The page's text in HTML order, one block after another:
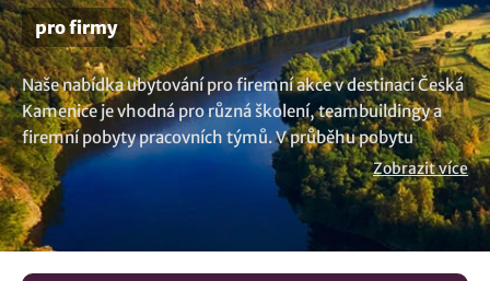
pro firmy
Naše nabídka ubytování pro firemní akce v destinaci Česká
Kamenice je vhodná pro různá školení, teambuildingy a
firemní pobyty pracovních týmů. V průběhu pobytu
můžete uspořádat firemní prezentaci, intenzivní školení
nebo si jen odpočinout prostřednictvím
teambuildingových aktivit od pracovních úkolů a poznat
lépe firemní tým a kulturu. Máte jinou představu? V
nabídce máme více možnostíubytování v lokalitě Česká
Zobrazit více